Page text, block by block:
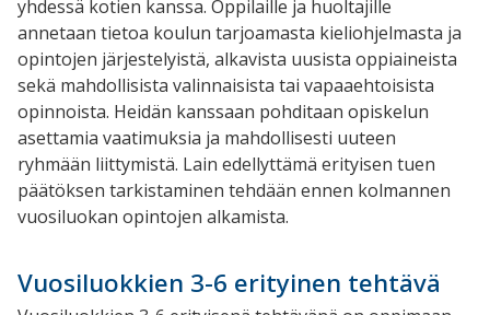
yhdessä kotien kanssa. Oppilaille ja huoltajille
annetaan tietoa koulun tarjoamasta kieliohjelmasta ja
opintojen järjestelyistä, alkavista uusista oppiaineista
sekä mahdollisista valinnaisista tai vapaaehtoisista
opinnoista. Heidän kanssaan pohditaan opiskelun
asettamia vaatimuksia ja mahdollisesti uuteen
ryhmään liittymistä. Lain edellyttämä erityisen tuen
päätöksen tarkistaminen tehdään ennen kolmannen
vuosiluokan opintojen alkamista.
Vuosiluokkien 3-6 erityinen tehtävä